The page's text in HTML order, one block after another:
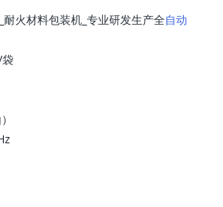
_耐火材料包装机_专业研发生产全自动